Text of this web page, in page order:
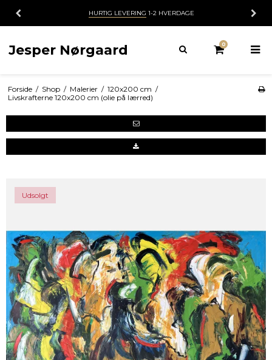
HURTIG LEVERING 1-2 HVERDAGE
Jesper Nørgaard 0
Forside / Shop / Malerier / 120x200 cm /
Livskrafterne 120x200 cm (olie på lærred)
Udsolgt